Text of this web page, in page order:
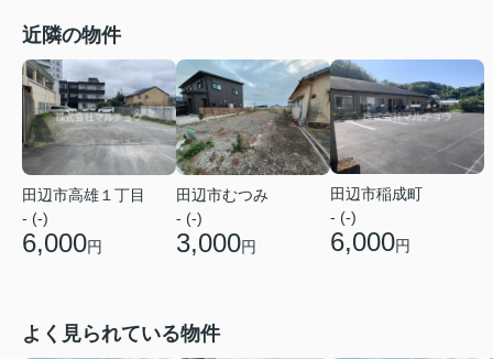
近隣の物件
田辺市高雄１丁目
- (-)
6,000円
田辺市むつみ
- (-)
3,000円
田辺市稲成町
- (-)
6,000円
よく見られている物件